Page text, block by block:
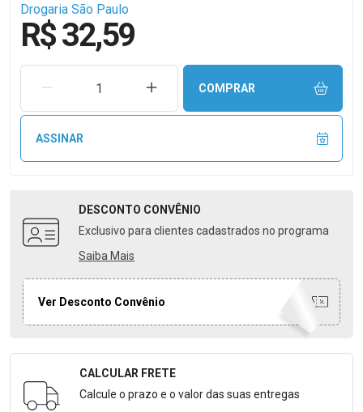
Drogaria São Paulo
R$ 32,59
REMOVER UMA UNIDADEAUMENTAR UMA UNIDADE
COMPRAR
ASSINAR
DESCONTO CONVÊNIO
Exclusivo para clientes cadastrados no programa
Saiba Mais
Ver Desconto Convênio
Formulário para Calcular o Frete
CALCULAR FRETE
Calcule o prazo e o valor das suas entregas